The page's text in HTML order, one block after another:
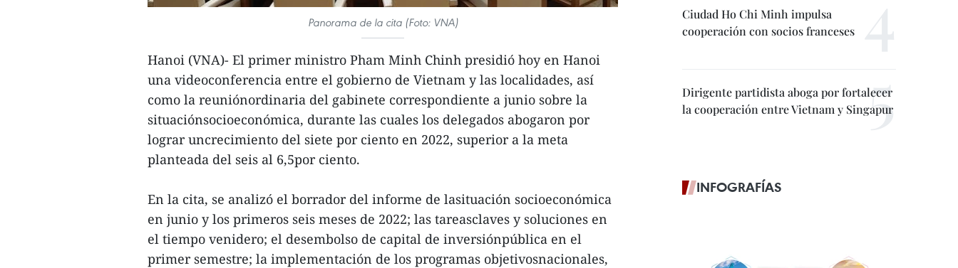
Panorama de la cita (Foto: VNA)
Hanoi (VNA)- El primer ministro Pham Minh Chinh presidió hoy en Hanoi
una videoconferencia entre el gobierno de Vietnam y las localidades, así
como la reuniónordinaria del gabinete correspondiente a junio sobre la
situaciónsocioeconómica, durante las cuales los delegados abogaron por
lograr uncrecimiento del siete por ciento en 2022, superior a la meta
planteada del seis al 6,5por ciento.
En la cita, se analizó el borrador del informe de lasituación socioeconómica
en junio y los primeros seis meses de 2022; las tareasclaves y soluciones en
el tiempo venidero; el desembolso de capital de inversiónpública en el
primer semestre; la implementación de los programas objetivosnacionales,
Ciudad Ho Chi Minh impulsa
cooperación con socios franceses
Dirigente partidista aboga por fortalecer
la cooperación entre Vietnam y Singapur
INFOGRAFÍAS